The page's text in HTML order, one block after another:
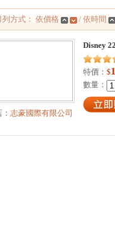
列方式： 依價格 / 依時間
志豪國際有限公司
Disney
特價： $
數量：